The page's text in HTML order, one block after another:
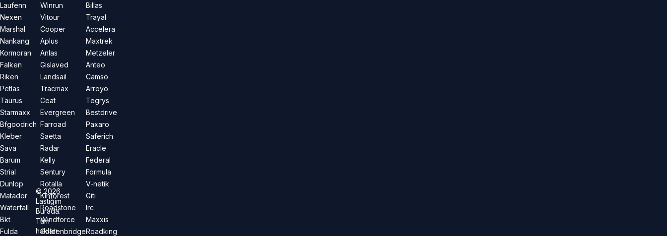
Laufenn
Nexen
Marshal
Nankang
Kormoran
Falken
Riken
Petlas
Taurus
Starmaxx
Bfgoodrich
Kleber
Sava
Barum
Strial
Dunlop
Matador
Waterfall
Bkt
Fulda
Winrun
Vitour
Cooper
Aplus
Anlas
Gislaved
Landsail
Tracmax
Ceat
Evergreen
Farroad
Saetta
Radar
Kelly
Sentury
Rotalla
Kinforest
Roadstone
Windforce
Goldenbridge
Billas
Trayal
Accelera
Maxtrek
Metzeler
Anteo
Camso
Arroyo
Tegrys
Bestdrive
Paxaro
Saferich
Eracle
Federal
Formula
V-netik
Giti
Irc
Maxxis
Roadking
©2026
Lastiğim
Burada.
Tüm
hakları